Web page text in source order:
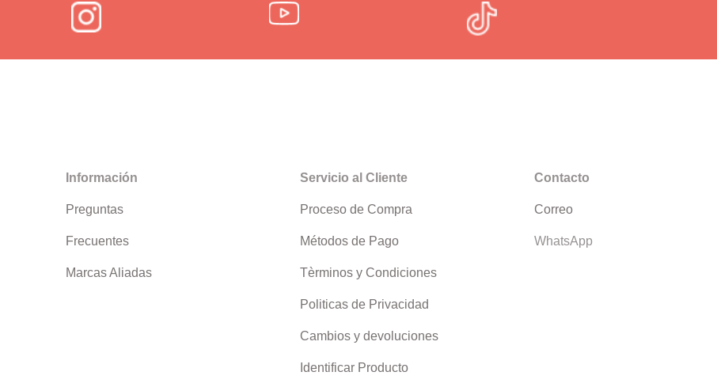
Información
Preguntas
Frecuentes
Marcas Aliadas
Servicio al Cliente
Proceso de Compra
Métodos de Pago
Tèrminos y Condiciones
Politicas de Privacidad
Cambios y devoluciones
Identificar Producto
Contacto
Correo
WhatsApp